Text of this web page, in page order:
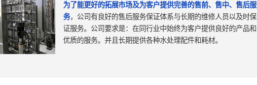
为了能更好的拓展市场及为客户提供完善的售前、售中、售后服
务，公司有良好的售后服务保证体系与长期的维修人员以及时保
证服务。公司要求是：在同行业中始终为客户提供良好的产品和
优质的服务。并且长期提供各种水处理配件和耗材。